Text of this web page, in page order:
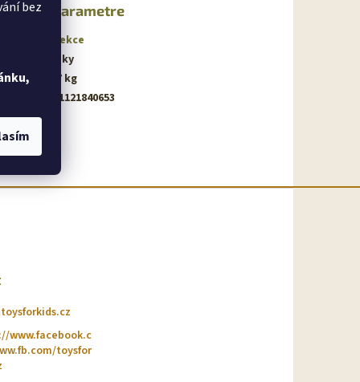
bez
parametre
Kolekce
2 roky
:
0.37 kg
5401121840653
toysforkids.cz
www.facebook.c
toysfor